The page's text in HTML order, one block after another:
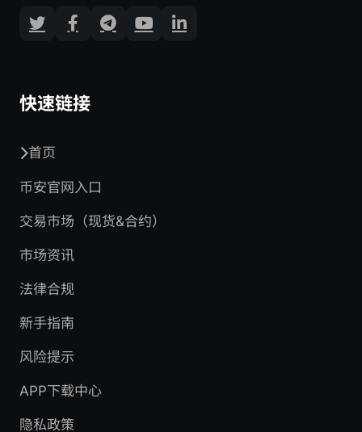
快速链接
首页
币安官网入口
交易市场（现货&合约）
市场资讯
法律合规
新手指南
风险提示
APP下载中心
隐私政策